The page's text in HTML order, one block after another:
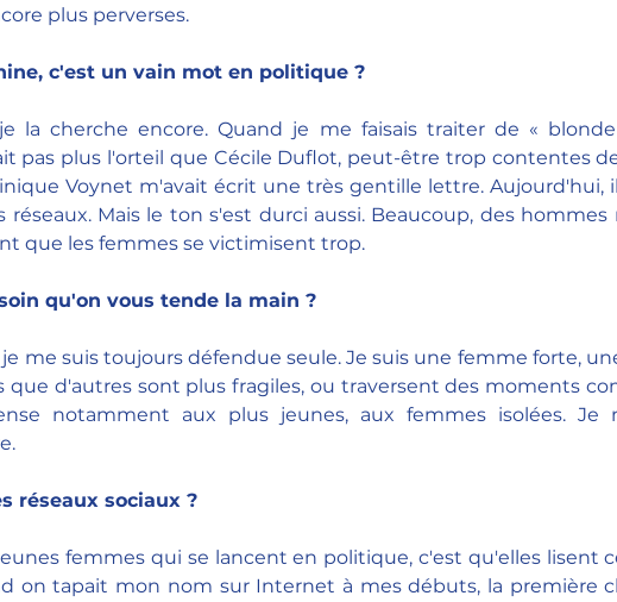
plus perverses.
c'est un vain mot en politique ?
la cherche encore. Quand je me faisais traiter de «
pas plus l'orteil que Cécile Duflot, peut-être trop contentes
Voynet m'avait écrit une très gentille lettre. Aujourd'hui,
réseaux. Mais le ton s'est durci aussi. Beaucoup, des hommes
que les femmes se victimisent trop.
qu'on vous tende la main ?
je me suis toujours défendue seule. Je suis une femme forte,
que d'autres sont plus fragiles, ou traversent des moments
notamment aux plus jeunes, aux femmes isolées. Je
réseaux sociaux ?
femmes qui se lancent en politique, c'est qu'elles lisent
on tapait mon nom sur Internet à mes débuts, la première